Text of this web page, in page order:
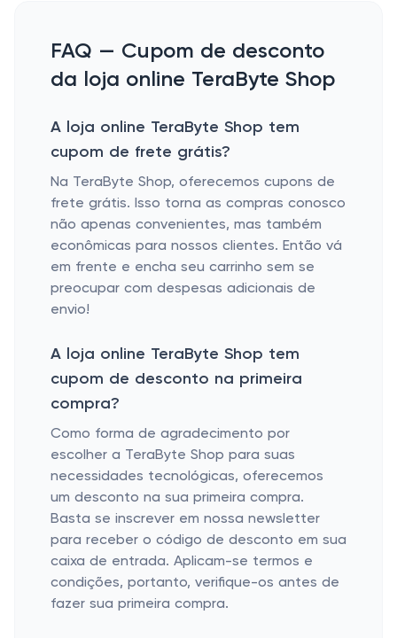
FAQ — Cupom de desconto
da loja online TeraByte Shop
A loja online TeraByte Shop tem
cupom de frete grátis?
Na TeraByte Shop, oferecemos cupons de
frete grátis. Isso torna as compras conosco
não apenas convenientes, mas também
econômicas para nossos clientes. Então vá
em frente e encha seu carrinho sem se
preocupar com despesas adicionais de
envio!
A loja online TeraByte Shop tem
cupom de desconto na primeira
compra?
Como forma de agradecimento por
escolher a TeraByte Shop para suas
necessidades tecnológicas, oferecemos
um desconto na sua primeira compra.
Basta se inscrever em nossa newsletter
para receber o código de desconto em sua
caixa de entrada. Aplicam-se termos e
condições, portanto, verifique-os antes de
fazer sua primeira compra.